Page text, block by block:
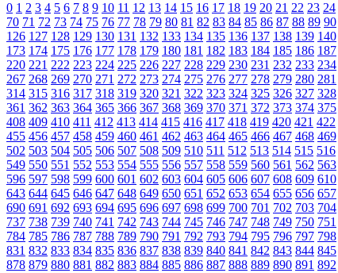
0 1 2 3 4 5 6 7 8 9 10 11 12 13 14 15 16 17 18 19 20 21 22 23 24
70 71 72 73 74 75 76 77 78 79 80 81 82 83 84 85 86 87 88 89 90
126 127 128 129 130 131 132 133 134 135 136 137 138 139 140
173 174 175 176 177 178 179 180 181 182 183 184 185 186 187
220 221 222 223 224 225 226 227 228 229 230 231 232 233 234
267 268 269 270 271 272 273 274 275 276 277 278 279 280 281
314 315 316 317 318 319 320 321 322 323 324 325 326 327 328
361 362 363 364 365 366 367 368 369 370 371 372 373 374 375
408 409 410 411 412 413 414 415 416 417 418 419 420 421 422
455 456 457 458 459 460 461 462 463 464 465 466 467 468 469
502 503 504 505 506 507 508 509 510 511 512 513 514 515 516
549 550 551 552 553 554 555 556 557 558 559 560 561 562 563
596 597 598 599 600 601 602 603 604 605 606 607 608 609 610
643 644 645 646 647 648 649 650 651 652 653 654 655 656 657
690 691 692 693 694 695 696 697 698 699 700 701 702 703 704
737 738 739 740 741 742 743 744 745 746 747 748 749 750 751
784 785 786 787 788 789 790 791 792 793 794 795 796 797 798
831 832 833 834 835 836 837 838 839 840 841 842 843 844 845
878 879 880 881 882 883 884 885 886 887 888 889 890 891 892